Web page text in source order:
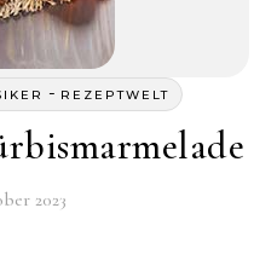
- REZEPTWELT
2023